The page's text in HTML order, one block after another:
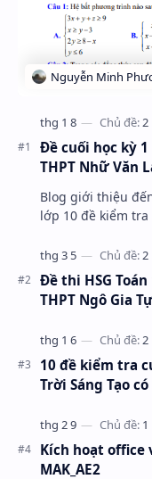
Đề cuối học kỳ
THPT Nhữ Văn
Blog giới thiệu
lớp 10 đề kiểm tra
Đề thi HSG
THPT Ngô Gia
10 đề kiểm tra
Trời Sáng Tạo
Kích hoạt office
MAK_AE2